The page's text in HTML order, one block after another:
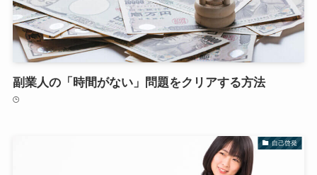
副業人の「時間がない」問題をクリアする方法
自己啓発